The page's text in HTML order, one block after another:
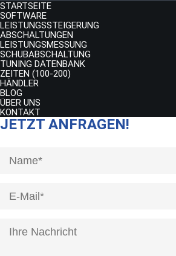
STARTSEITE
SOFTWARE
LEISTUNGSSTEIGERUNG
ABSCHALTUNGEN
LEISTUNGSMESSUNG
SCHUBABSCHALTUNG
TUNING DATENBANK
ZEITEN (100-200)
HÄNDLER
BLOG
ÜBER UNS
KONTAKT
JETZT ANFRAGEN!